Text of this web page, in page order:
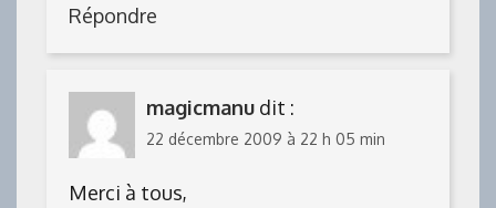
Répondre
magicmanu dit :
22 décembre 2009 à 22 h 05 min
Merci à tous,